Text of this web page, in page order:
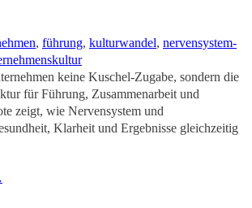
, führung, kulturwandel, nervensystem-
keine Kuschel-Zugabe, sondern die
für Führung, Zusammenarbeit und
zeigt, wie Nervensystem und
Klarheit und Ergebnisse gleichzeitig